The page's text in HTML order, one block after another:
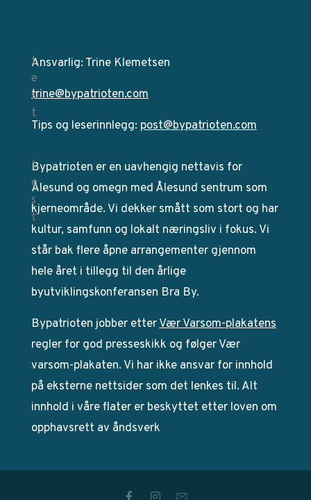
Ansvarlig: Trine Klemetsen
trine@bypatrioten.com
Tips og leserinnlegg: post@bypatrioten.com
Bypatrioten er en uavhengig nettavis for
Ålesund og omegn med Ålesund sentrum som
kjerneområde. Vi dekker smått som stort og har
kultur, samfunn og lokalt næringsliv i fokus. Vi
står bak flere åpne arrangementer gjennom
hele året i tillegg til den årlige
byutviklingskonferansen Bra By.
Bypatrioten jobber etterVær Varsom-plakatens
regler for god presseskikk og følger Vær
varsom-plakaten. Vi har ikke ansvar for innhold
på eksterne nettsider som det lenkes til. Alt
innhold i våre flater er beskyttet etter loven om
opphavsrett av åndsverk